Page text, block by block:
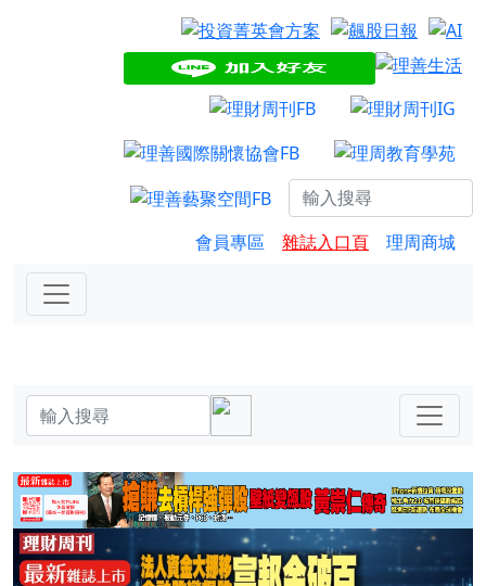
會員專區 雜誌入口頁 理周商城